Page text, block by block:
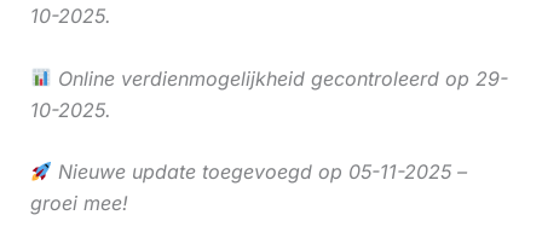
10-2025.
Online verdienmogelijkheid gecontroleerd op 29-
10-2025.
Nieuwe update toegevoegd op 05-11-2025 –
groei mee!